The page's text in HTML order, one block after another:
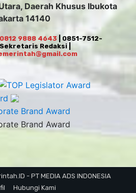
Daerah Khusus Ibukota
14140
0812 9888 4643 | 0851-7512-
Redaksi |
- PT MEDIA ADS INDONESIA
Hubungi Kami